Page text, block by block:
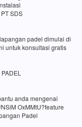
SDS
padel dimulai di
untuk konsultasi gratis
anda mengenai
OxMMtU?feature
Padel